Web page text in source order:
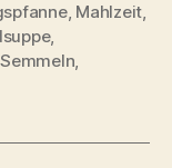
, Mahlzeit,
,
Semmeln,